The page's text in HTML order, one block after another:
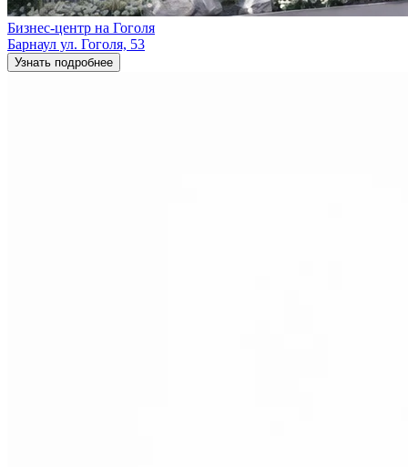
Бизнес-центр на Гоголя
Барнаул ул. Гоголя, 53
Узнать подробнее